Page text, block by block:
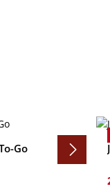
Go